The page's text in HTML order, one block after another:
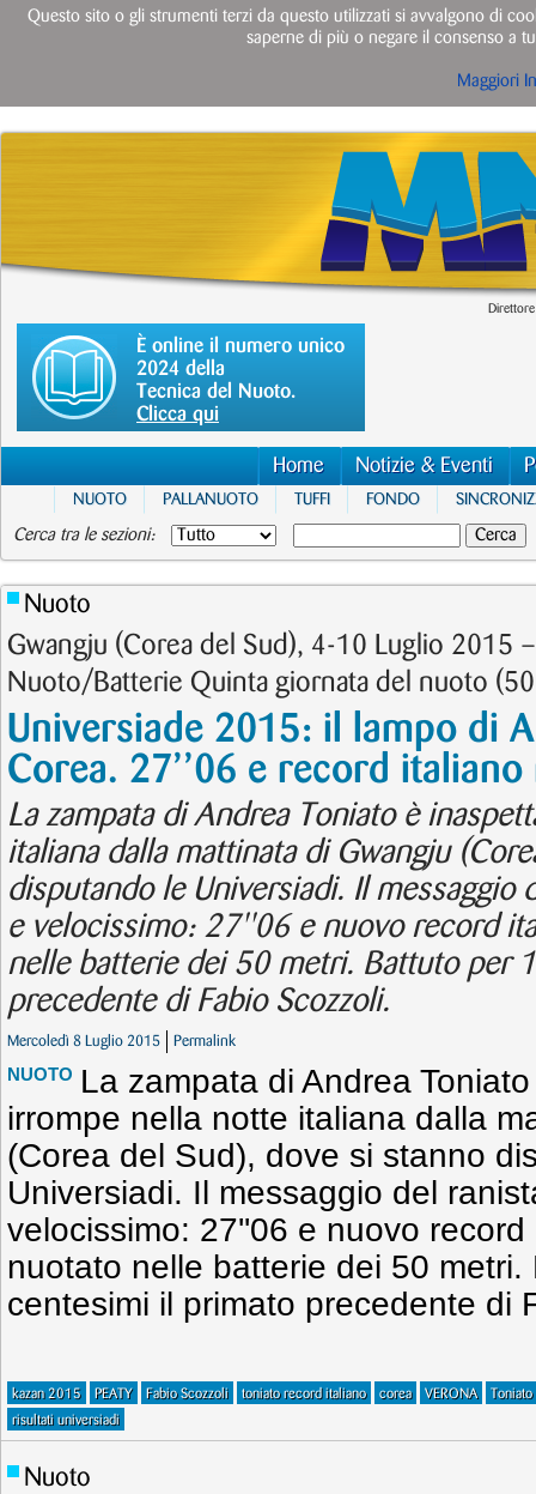
È online il numero unico
2024 della
Tecnica del Nuoto.
Clicca qui
Home Notizie & Eventi
NUOTO PALLANUOTO TUFFI FONDO
Cerca tra le sezioni:
Nuoto
Gwangju (Corea del Sud), 4-10 Luglio 2015
Nuoto/Batterie Quinta giornata del nuoto
Universiade 2015: il lampo di
Corea. 27’’06 e record
La zampata di Andrea Toniato è
italiana dalla mattinata di Gwangju
disputando le Universiadi. Il messaggio
e velocissimo: 27''06 e nuovo record
nelle batterie dei 50 metri. Battuto per
precedente di Fabio Scozzoli.
Mercoledì 8 Luglio 2015 Permalink
NUOTO La zampata di Andrea
irrompe nella notte italiana dalla
(Corea del Sud), dove si stanno
Universiadi. Il messaggio del
velocissimo: 27''06 e nuovo
nuotato nelle batterie dei 50 metri.
centesimi il primato precedente di
kazan 2015 PEATY Fabio Scozzoli toniato record italiano corea VERONA
Toniato
risultati universiadi
Nuoto
Questo sito o gli strumenti terzi da questo utilizzati si avvalgono di
saperne di più o negare il consenso a
Maggiori